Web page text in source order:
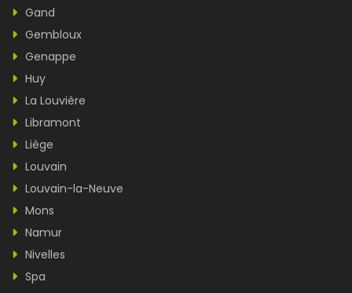
Gand
Gembloux
Genappe
Huy
La Louvière
Libramont
Liège
Louvain
Louvain-la-Neuve
Mons
Namur
Nivelles
Spa